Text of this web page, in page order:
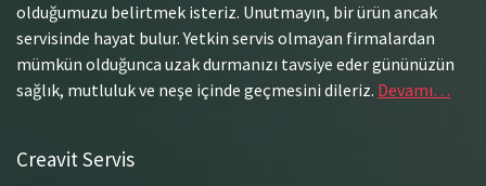
olduğumuzu belirtmek isteriz. Unutmayın, bir ürün ancak
servisinde hayat bulur. Yetkin servis olmayan firmalardan
mümkün olduğunca uzak durmanızı tavsiye eder gününüzün
sağlık, mutluluk ve neşe içinde geçmesini dileriz. Devamı…
Creavit Servis